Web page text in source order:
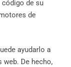
de su
de
ayudarlo a
web. De hecho,